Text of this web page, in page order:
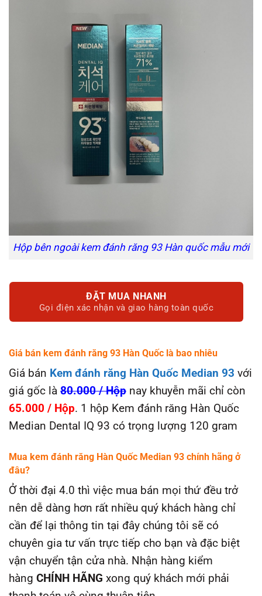
Hộp bên ngoài kem đánh răng 93 Hàn quốc mẫu mới
ĐẶT MUA NHANH
Gọi điện xác nhận và giao hàng toàn quốc
Giá bán kem đánh răng 93 Hàn Quốc là bao nhiêu
Giá bán Kem đánh răng Hàn Quốc Median 93 với
giá gốc là 80.000 / Hộp nay khuyễn mãi chỉ còn
65.000 / Hộp. 1 hộp Kem đánh răng Hàn Quốc
Median Dental IQ 93 có trọng lượng 120 gram
Mua kem đánh răng Hàn Quốc Median 93 chính hãng ở
đâu?
Ở thời đại 4.0 thì việc mua bán mọi thứ đều trở
nên dễ dàng hơn rất nhiều quý khách hàng chỉ
cần để lại thông tin tại đây chúng tôi sẽ có
chuyên gia tư vấn trực tiếp cho bạn và đặc biệt
vận chuyển tận cửa nhà. Nhận hàng kiểm
hàng CHÍNH HÃNG xong quý khách mới phải